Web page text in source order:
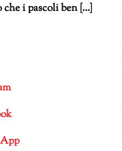
i pascoli ben […]